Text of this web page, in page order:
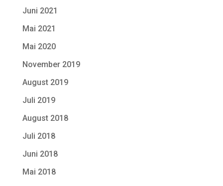
Juni 2021
Mai 2021
Mai 2020
November 2019
August 2019
Juli 2019
August 2018
Juli 2018
Juni 2018
Mai 2018